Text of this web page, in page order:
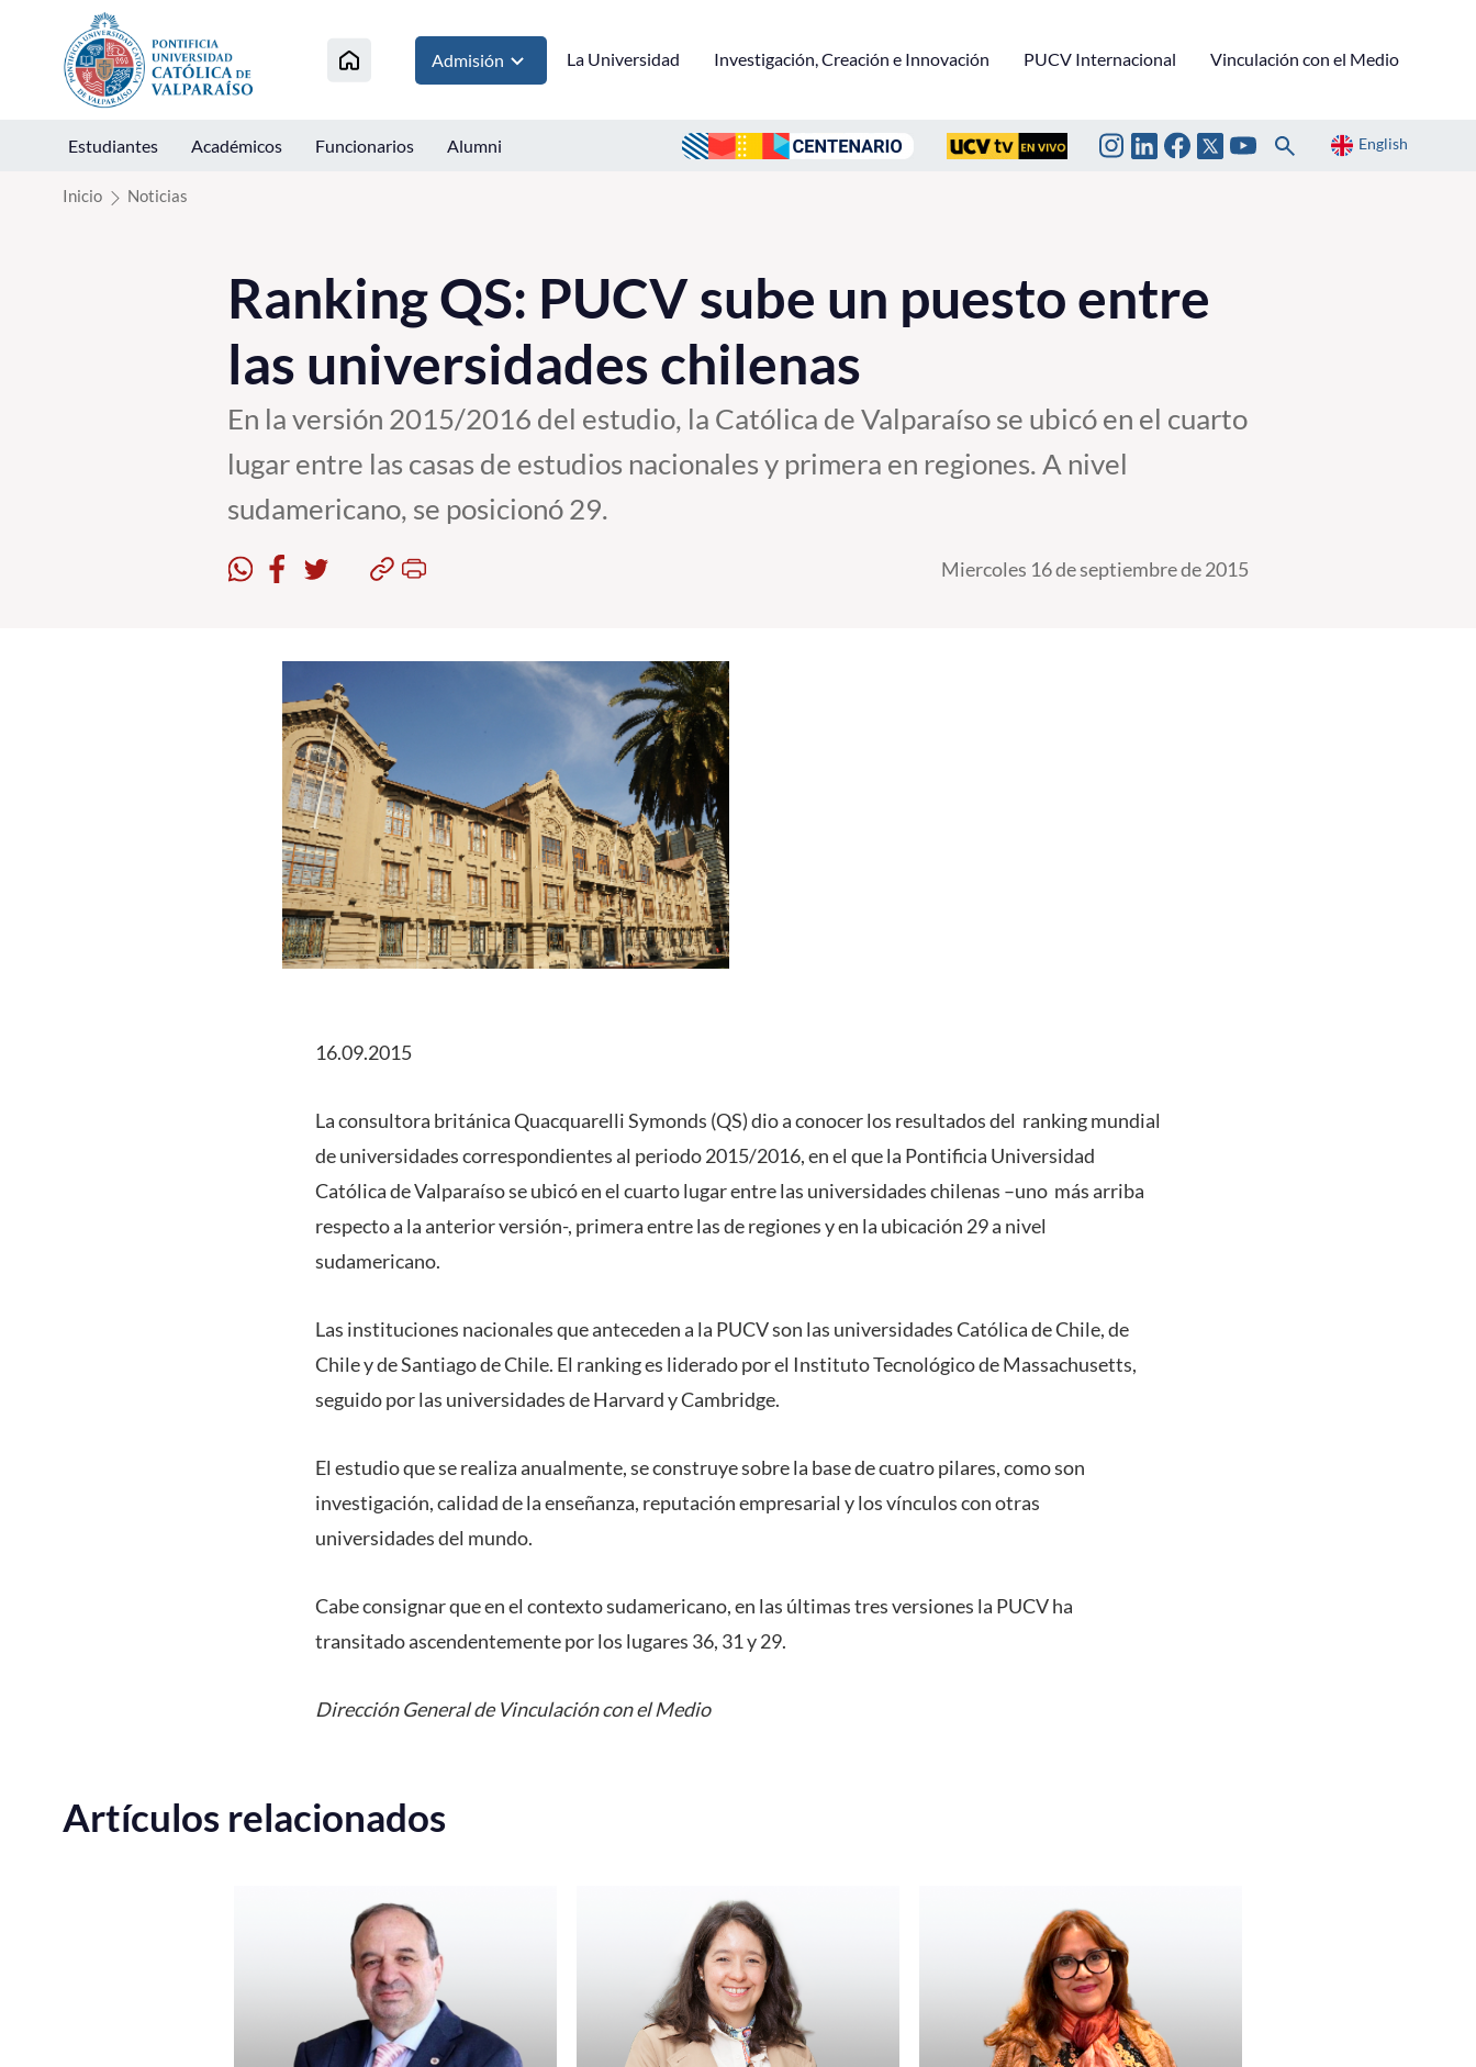
Click acá para ir directamente al contenido
Admisión La Universidad Investigación, Creación e Innovación PUCV Internacional Vinculación con el Medio
Estudiantes Académicos Funcionarios Alumni English
Inicio Noticias
Ranking QS: PUCV sube un puesto entre
las universidades chilenas
En la versión 2015/2016 del estudio, la Católica de Valparaíso se ubicó en el cuarto
lugar entre las casas de estudios nacionales y primera en regiones. A nivel
sudamericano, se posicionó 29.
Miercoles 16 de septiembre de 2015
16.09.2015
La consultora británica Quacquarelli Symonds (QS) dio a conocer los resultados del ranking mundial
de universidades correspondientes al periodo 2015/2016, en el que la Pontificia Universidad
Católica de Valparaíso se ubicó en el cuarto lugar entre las universidades chilenas –uno más arriba
respecto a la anterior versión-, primera entre las de regiones y en la ubicación 29 a nivel
sudamericano.
Las instituciones nacionales que anteceden a la PUCV son las universidades Católica de Chile, de
Chile y de Santiago de Chile. El ranking es liderado por el Instituto Tecnológico de Massachusetts,
seguido por las universidades de Harvard y Cambridge.
El estudio que se realiza anualmente, se construye sobre la base de cuatro pilares, como son
investigación, calidad de la enseñanza, reputación empresarial y los vínculos con otras
universidades del mundo.
Cabe consignar que en el contexto sudamericano, en las últimas tres versiones la PUCV ha
transitado ascendentemente por los lugares 36, 31 y 29.
Dirección General de Vinculación con el Medio
Artículos relacionados